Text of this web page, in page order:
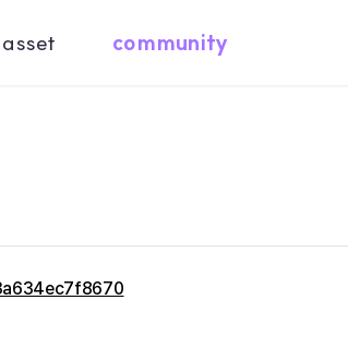
asset community